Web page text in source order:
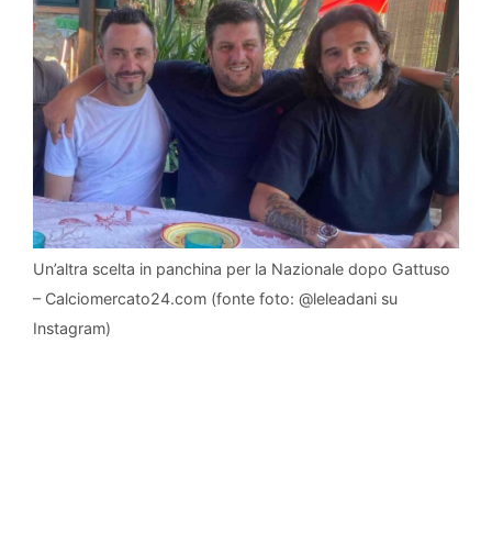
Un’altra scelta in panchina per la Nazionale dopo Gattuso
– Calciomercato24.com (fonte foto: @leleadani su
Instagram)